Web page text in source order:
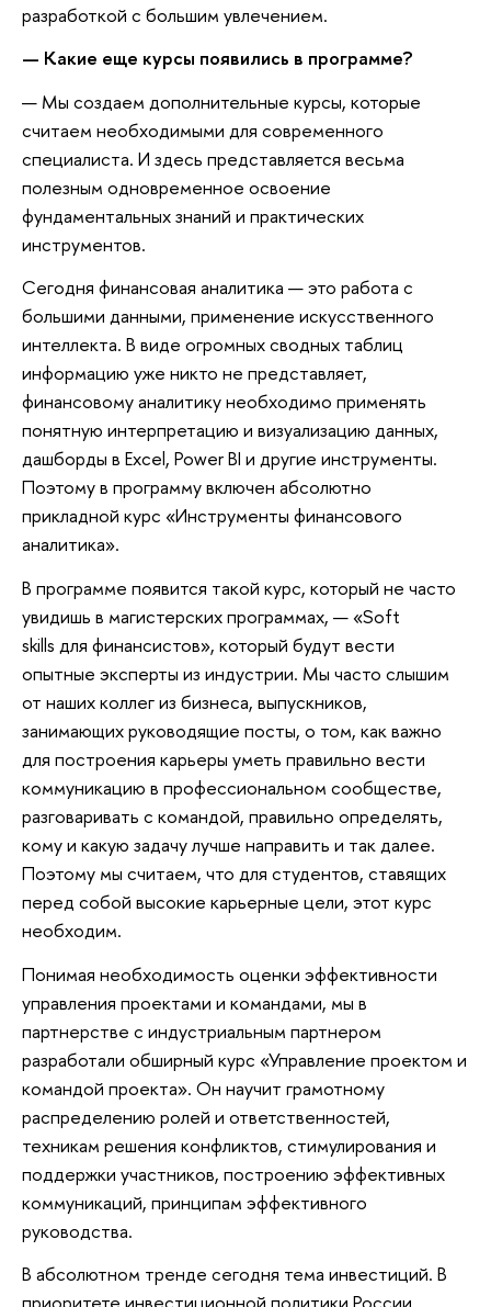
разработкой с большим увлечением.
— Какие еще курсы появились в программе?
— Мы создаем дополнительные курсы, которые
считаем необходимыми для современного
специалиста. И здесь представляется весьма
полезным одновременное освоение
фундаментальных знаний и практических
инструментов.
Сегодня финансовая аналитика — это работа с
большими данными, применение искусственного
интеллекта. В виде огромных сводных таблиц
информацию уже никто не представляет,
финансовому аналитику необходимо применять
понятную интерпретацию и визуализацию данных,
дашборды в Excel, Power BI и другие инструменты.
Поэтому в программу включен абсолютно
прикладной курс «Инструменты финансового
аналитика».
В программе появится такой курс, который не часто
увидишь в магистерских программах, — «Soft
skills для финансистов», который будут вести
опытные эксперты из индустрии. Мы часто слышим
от наших коллег из бизнеса, выпускников,
занимающих руководящие посты, о том, как важно
для построения карьеры уметь правильно вести
коммуникацию в профессиональном сообществе,
разговаривать с командой, правильно определять,
кому и какую задачу лучше направить и так далее.
Поэтому мы считаем, что для студентов, ставящих
перед собой высокие карьерные цели, этот курс
необходим.
Понимая необходимость оценки эффективности
управления проектами и командами, мы в
партнерстве с индустриальным партнером
разработали обширный курс «Управление проектом и
командой проекта». Он научит грамотному
распределению ролей и ответственностей,
техникам решения конфликтов, стимулирования и
поддержки участников, построению эффективных
коммуникаций, принципам эффективного
руководства.
В абсолютном тренде сегодня тема инвестиций. В